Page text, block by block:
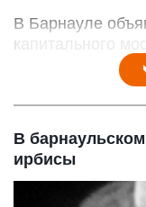
В Барнауле
капитального
В
ирбисы